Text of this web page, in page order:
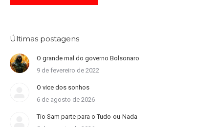
Últimas postagens
O grande mal do governo Bolsonaro
9 de fevereiro de 2022
O vice dos sonhos
6 de agosto de 2026
Tio Sam parte para o Tudo-ou-Nada